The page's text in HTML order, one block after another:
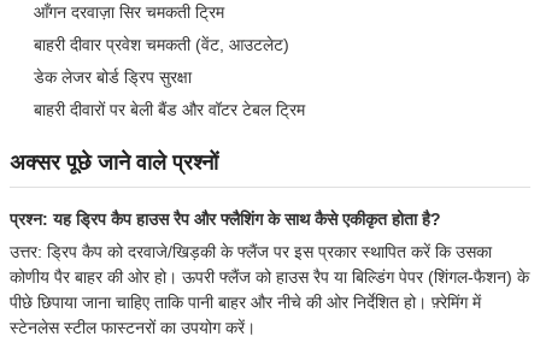
आँगन दरवाज़ा सिर चमकती ट्रिम
बाहरी दीवार प्रवेश चमकती (वेंट, आउटलेट)
डेक लेजर बोर्ड ड्रिप सुरक्षा
बाहरी दीवारों पर बेली बैंड और वॉटर टेबल ट्रिम
अक्सर पूछे जाने वाले प्रश्नों
प्रश्न: यह ड्रिप कैप हाउस रैप और फ्लैशिंग के साथ कैसे एकीकृत होता है?
उत्तर: ड्रिप कैप को दरवाजे/खिड़की के फ्लैंज पर इस प्रकार स्थापित करें कि उसका
कोणीय पैर बाहर की ओर हो। ऊपरी फ्लैंज को हाउस रैप या बिल्डिंग पेपर (शिंगल-फैशन) के
पीछे छिपाया जाना चाहिए ताकि पानी बाहर और नीचे की ओर निर्देशित हो। फ़्रेमिंग में
स्टेनलेस स्टील फास्टनरों का उपयोग करें।